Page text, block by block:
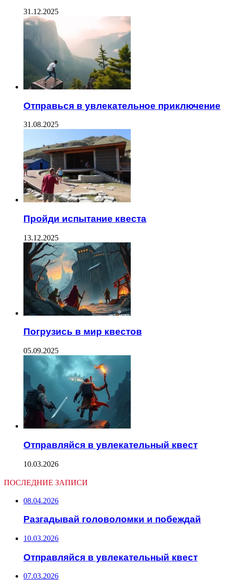
31.12.2025
Отправься в увлекательное приключение
31.08.2025
Пройди испытание квеста
13.12.2025
Погрузись в мир квестов
05.09.2025
Отправляйся в увлекательный квест
10.03.2026
ПОСЛЕДНИЕ ЗАПИСИ
08.04.2026
Разгадывай головоломки и побеждай
10.03.2026
Отправляйся в увлекательный квест
07.03.2026